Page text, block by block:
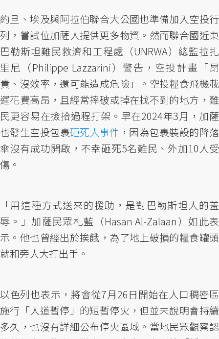
約旦、埃及與阿拉伯聯合大公國也準備加入空投行
列，嘗試位加薩人提供更多物資。然而聯合國近東
巴勒斯坦難民救濟和工程處（UNRWA）總監拉扎
里尼（Philippe Lazzarini）警告，空投計畫「昂
貴、沒效率，還可能造成危險」。空投糧食飛機載
運花費高昂，且經常摔破或掉在找不到的地方，難
民更容易在撿拾過程打架。早在2024年3月，加薩
也發生空投包裹砸死人事件 ，因為包裹裝設的降落
傘沒有成功開啟，不幸砸死5名難民、外加10人受
傷。
「用這種方式送來的援助，是對巴勒斯坦人的羞
辱。」加薩民眾札藍（Hasan Al-Zalaan）如此表
示。他也曾經出於挨餓，為了地上破損的糧食罐頭
就和旁人大打出手。
以色列也表示，將會從7月26日開始在人口稠密區
施行「人道暫停」的短暫停火，但並未說明會持續
多久，也沒有詳細公布停火區域。當地民眾觀察認